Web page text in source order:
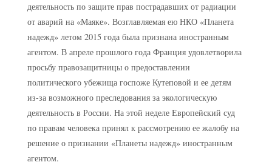
деятельность по защите прав пострадавших от радиации
от аварий на «Маяке». Возглавляемая ею НКО «Планета
надежд» летом 2015 года была признана иностранным
агентом. В апреле прошлого года Франция удовлетворила
просьбу правозащитницы о предоставлении
политического убежища госпоже Кутеповой и ее детям
из-за возможного преследования за экологическую
деятельность в России. На этой неделе Европейский суд
по правам человека принял к рассмотрению ее жалобу на
решение о признании «Планеты надежд» иностранным
агентом.